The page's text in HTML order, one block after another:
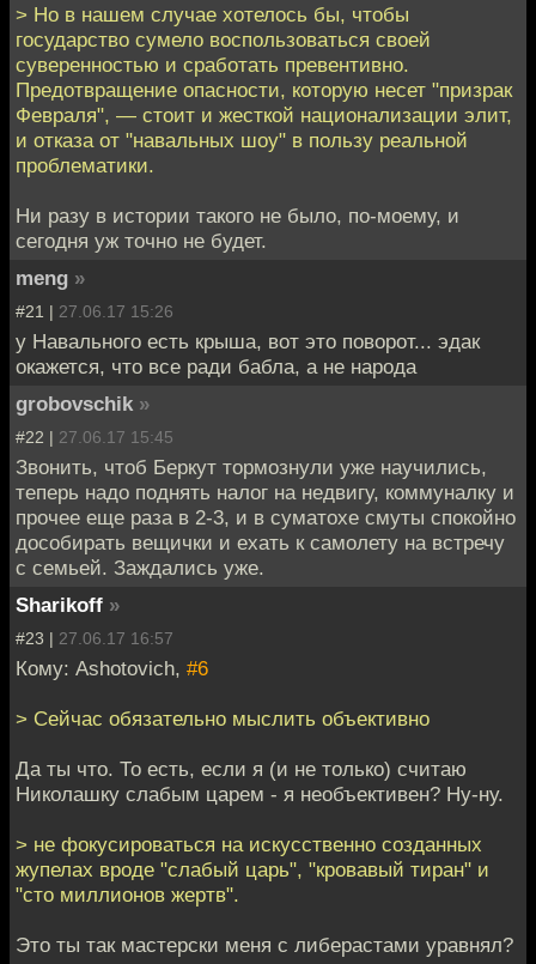
> Но в нашем случае хотелось бы, чтобы
государство сумело воспользоваться своей
суверенностью и сработать превентивно.
Предотвращение опасности, которую несет "призрак
Февраля", — стоит и жесткой национализации элит,
и отказа от "навальных шоу" в пользу реальной
проблематики.
Ни разу в истории такого не было, по-моему, и
сегодня уж точно не будет.
meng »
#21 | 27.06.17 15:26
у Навального есть крыша, вот это поворот... эдак
окажется, что все ради бабла, а не народа
grobovschik »
#22 | 27.06.17 15:45
Звонить, чтоб Беркут тормознули уже научились,
теперь надо поднять налог на недвигу, коммуналку и
прочее еще раза в 2-3, и в суматохе смуты спокойно
дособирать вещички и ехать к самолету на встречу
с семьей. Заждались уже.
Sharikoff »
#23 | 27.06.17 16:57
Кому: Ashotovich, #6
> Сейчас обязательно мыслить объективно
Да ты что. То есть, если я (и не только) считаю
Николашку слабым царем - я необъективен? Ну-ну.
> не фокусироваться на искусственно созданных
жупелах вроде "слабый царь", "кровавый тиран" и
"сто миллионов жертв".
Это ты так мастерски меня с либерастами уравнял?